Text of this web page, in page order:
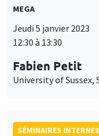
MEGA
Jeudi 5 janvier 2023
12:30 à 13:30
Fabien Petit
University of Sussex,
SÉMINAIRES INTERNES